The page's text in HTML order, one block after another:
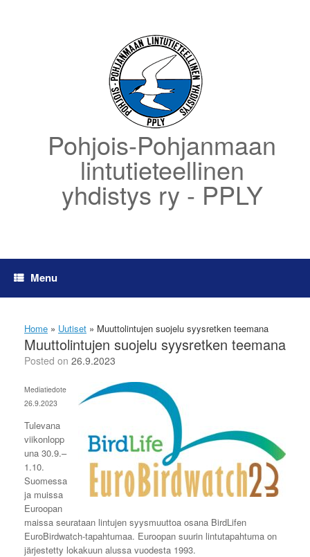
Pohjois-Pohjanmaan
lintutieteellinen
yhdistys ry - PPLY
Menu
Home » Uutiset » Muuttolintujen suojelu syysretken teemana
Muuttolintujen suojelu syysretken teemana
Posted on 26.9.2023
Mediatiedote
26.9.2023
Tulevana
viikonlopp
una 30.9.–
1.10.
Suomessa
ja muissa
Euroopan
maissa seurataan lintujen syysmuuttoa osana BirdLifen
EuroBirdwatch-tapahtumaa. Euroopan suurin lintutapahtuma on
järjestetty lokakuun alussa vuodesta 1993.